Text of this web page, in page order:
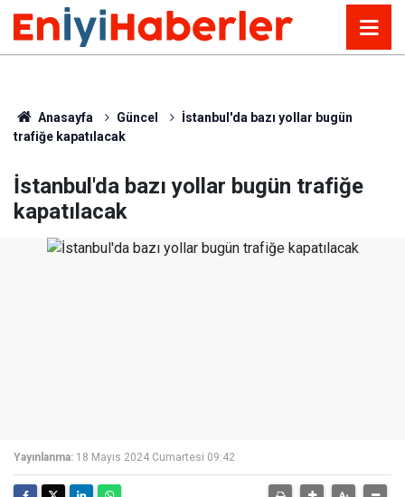
Anasayfa Güncel
İstanbul'da bazı yollar bugün
trafiğe kapatılacak
İstanbul'da bazı yollar bugün trafiğe
kapatılacak
Yayınlanma: 18 Mayıs 2024 Cumartesi 09:42